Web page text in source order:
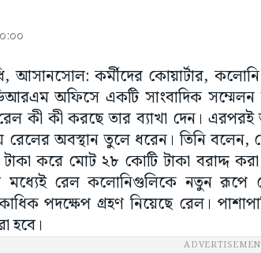
আসানসোল: কর্মীদের কোয়ার্টার,
অফিসে একটি সাংবাদিক সম্মেলন
কী কী করছে তার ব্যাখা দেন। এরপরই
রেলের অবস্থান তুলে ধরেন। তিনি বলেন,
করে মোট ২৮ কোটি টাকা বরাদ্দ করা
রেল কলোনিগুলিকে নতুন রূপে
পদক্ষেপ গ্রহণ নিয়েছে রেল।
হবে।